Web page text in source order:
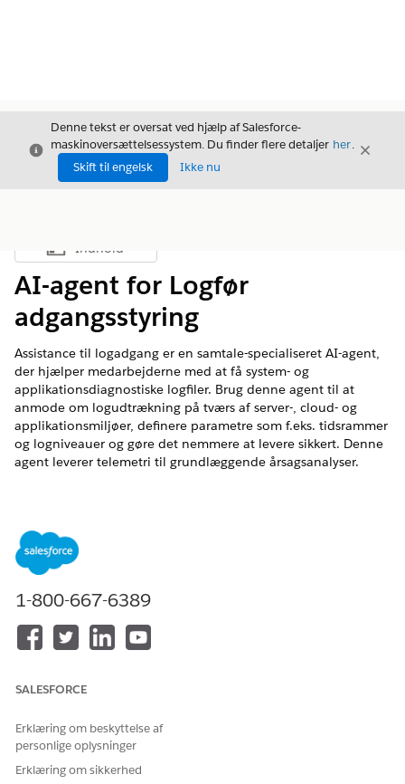
Luk
Denne tekst er oversat ved hjælp af Salesforce-
maskinoversættelsessystem. Du finder flere detaljer her.
Skift til engelsk
Ikke nu
Luk
Vis indholdsfortegnelse
Indhold
AI-agent for Logfør
adgangsstyring
Assistance til logadgang er en samtale-specialiseret AI-agent,
der hjælper medarbejderne med at få system- og
applikationsdiagnostiske logfiler. Brug denne agent til at
anmode om logudtrækning på tværs af server-, cloud- og
applikationsmiljøer, definere parametre som f.eks. tidsrammer
og logniveauer og gøre det nemmere at levere sikkert. Denne
agent leverer telemetri til grundlæggende årsagsanalyser.
Tilgængelig i: Lightning Experience
Tilgængelig i:
Servicekatalogelementer
yderligere servicekatalogelementskabeloner til at understøtte
Anmod om systemlogfiler
1-800-667-6389
SALESFORCE
Erklæring om beskyttelse af
personlige oplysninger
Erklæring om sikkerhed